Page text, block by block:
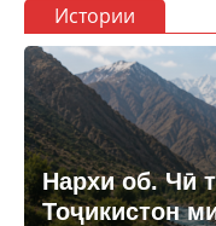
Истории
Нархи об. Чӣ
Тоҷикистон